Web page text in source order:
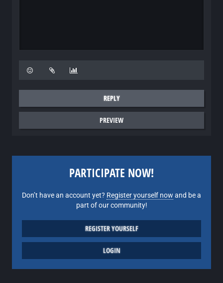
REPLY
PREVIEW
PARTICIPATE NOW!
Don’t have an account yet? Register yourself now and be a
part of our community!
REGISTER YOURSELF
LOGIN